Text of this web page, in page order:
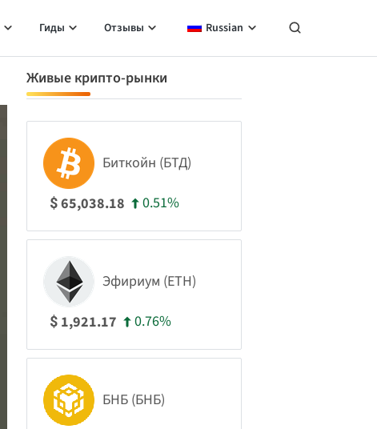
Гиды Отзывы Russian
Живые крипто-рынки
Биткойн (БТД)
$65,038.18 0.51%
Эфириум (ETH)
$ 1,921.17 0.76%
БНБ (БНБ)